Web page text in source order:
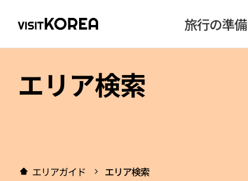
旅行の準備
エリア検索
エリアガイド エリア検索